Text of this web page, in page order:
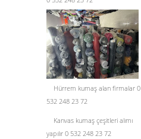
Hürrem kumaş alan firmalar 0
532 248 23 72
Kanvas kumaş çeşitleri alımı
yapılır 0 532 248 23 72